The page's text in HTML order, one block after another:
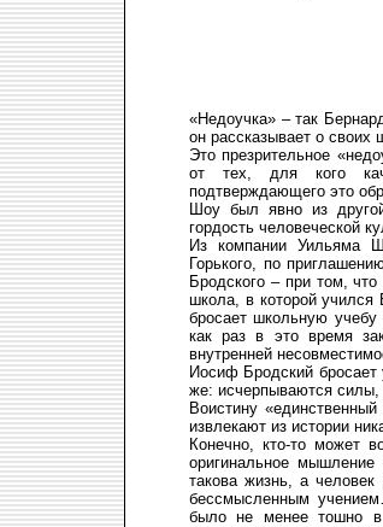
«Недоучка» – так
он рассказывает о своих
Это презрительное
от тех, для кого
подтверждающего это
Шоу был явно из
гордость человеческой
Из компании Уильяма
Горького, по
Бродского – при том,
школа, в которой
бросает школьную учебу
как раз в это время
внутренней
Иосиф Бродский бросает
же: исчерпываются
Воистину
извлекают из истории
Конечно, кто-то может
оригинальное
такова жизнь, а
бессмысленным
было не менее тошно